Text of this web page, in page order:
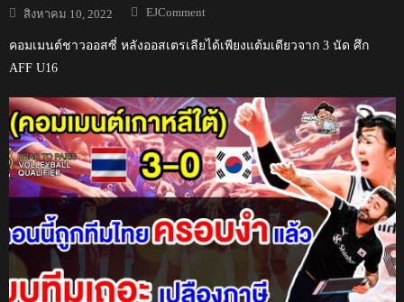
Posted
on
สิงหาคม 10, 2022 Author
EJComment
คอมเมนต์ชาวออสซี่ หลังออสเตรเลียได้เพียงแต้มเดียวจาก 3 นัด ศึก
AFF U16